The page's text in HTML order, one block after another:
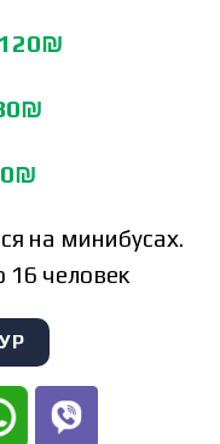
на минибусах.
16 человек